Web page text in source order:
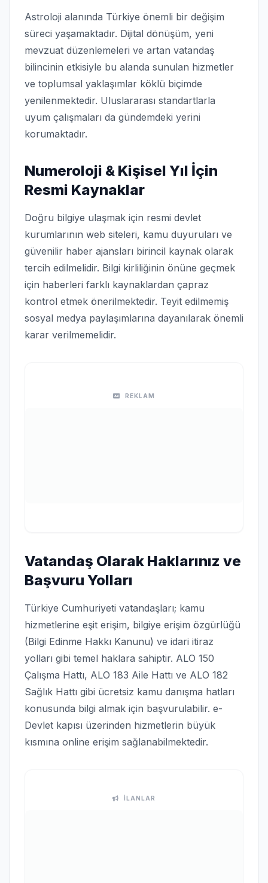
Astroloji alanında Türkiye önemli bir değişim
süreci yaşamaktadır. Dijital dönüşüm, yeni
mevzuat düzenlemeleri ve artan vatandaş
bilincinin etkisiyle bu alanda sunulan hizmetler
ve toplumsal yaklaşımlar köklü biçimde
yenilenmektedir. Uluslararası standartlarla
uyum çalışmaları da gündemdeki yerini
korumaktadır.
Numeroloji & Kişisel Yıl İçin
Resmi Kaynaklar
Doğru bilgiye ulaşmak için resmi devlet
kurumlarının web siteleri, kamu duyuruları ve
güvenilir haber ajansları birincil kaynak olarak
tercih edilmelidir. Bilgi kirliliğinin önüne geçmek
için haberleri farklı kaynaklardan çapraz
kontrol etmek önerilmektedir. Teyit edilmemiş
sosyal medya paylaşımlarına dayanılarak önemli
karar verilmemelidir.
REKLAM
Vatandaş Olarak Haklarınız ve
Başvuru Yolları
Türkiye Cumhuriyeti vatandaşları; kamu
hizmetlerine eşit erişim, bilgiye erişim özgürlüğü
(Bilgi Edinme Hakkı Kanunu) ve idari itiraz
yolları gibi temel haklara sahiptir. ALO 150
Çalışma Hattı, ALO 183 Aile Hattı ve ALO 182
Sağlık Hattı gibi ücretsiz kamu danışma hatları
konusunda bilgi almak için başvurulabilir. e-
Devlet kapısı üzerinden hizmetlerin büyük
kısmına online erişim sağlanabilmektedir.
İLANLAR